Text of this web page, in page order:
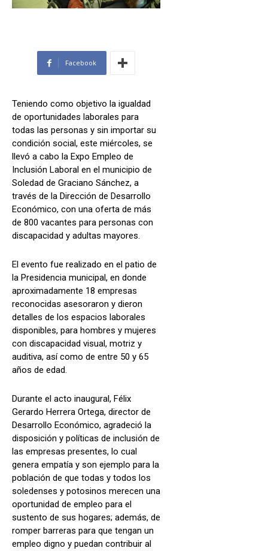
Facebook
Teniendo como objetivo la igualdad
de oportunidades laborales para
todas las personas y sin importar su
condición social, este miércoles, se
llevó a cabo la Expo Empleo de
Inclusión Laboral en el municipio de
Soledad de Graciano Sánchez, a
través de la Dirección de Desarrollo
Económico, con una oferta de más
de 800 vacantes para personas con
discapacidad y adultas mayores.
El evento fue realizado en el patio de
la Presidencia municipal, en donde
aproximadamente 18 empresas
reconocidas asesoraron y dieron
detalles de los espacios laborales
disponibles, para hombres y mujeres
con discapacidad visual, motriz y
auditiva, así como de entre 50 y 65
años de edad.
Durante el acto inaugural, Félix
Gerardo Herrera Ortega, director de
Desarrollo Económico, agradeció la
disposición y políticas de inclusión de
las empresas presentes, lo cual
genera empatía y son ejemplo para la
población de que todas y todos los
soledenses y potosinos merecen una
oportunidad de empleo para el
sustento de sus hogares; además, de
romper barreras para que tengan un
empleo digno y puedan contribuir al